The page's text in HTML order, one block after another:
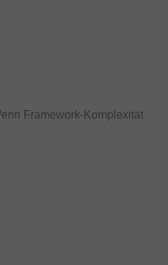
Framework-Komplexität